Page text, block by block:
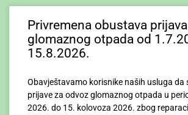
Privremena obustava
glomaznog otpada od
15.8.2026.
Obavještavamo korisnike naših usluga da
prijave za odvoz glomaznog otpada u
2026. do 15. kolovoza 2026. zbog